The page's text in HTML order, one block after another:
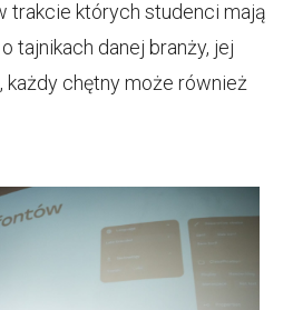
trakcie których studenci mają
tajnikach danej branży, jej
chętny może również